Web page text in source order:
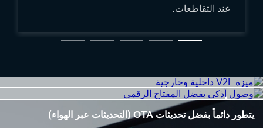
عند التقاطعات.
ميزة V2L داخلية وخارجية
وصول أذكى بفضل المفتاح الرقمي
يتطور دائماً بفضل تحديثات OTA (التحديثات عبر الهواء)